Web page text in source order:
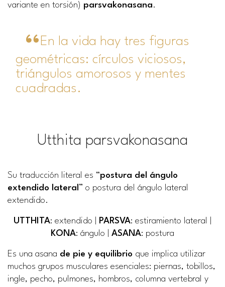
variante en torsión) parsvakonasana.
En la vida hay tres figuras
geométricas: círculos viciosos,
triángulos amorosos y mentes
cuadradas.
Utthita parsvakonasana
Su traducción literal es “postura del ángulo
extendido lateral ” o postura del ángulo lateral
extendido.
UTTHITA: extendido | PARSVA: estiramiento lateral |
KONA: ángulo | ASANA: postura
Es una asana de pie y equilibrio que implica utilizar
muchos grupos musculares esenciales: piernas, tobillos,
ingle, pecho, pulmones, hombros, columna vertebral y